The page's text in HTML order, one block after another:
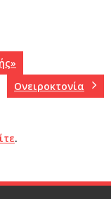
Ονειροκτονία
.